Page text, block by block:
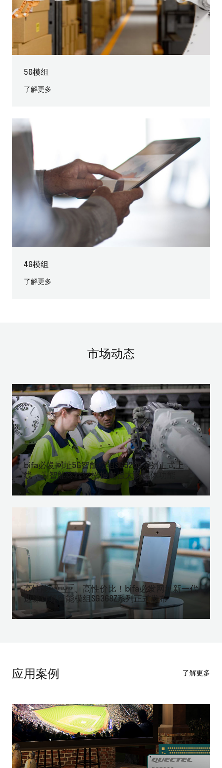
5G模组
了解更多
4G模组
了解更多
市场动态
bifa必发网址5G智能模组SG520B系列正式上
线，为智能终端轻松提供强大多媒体功能
高性能、高性价比！bifa必发网址新一代
边缘计算智能模组SG368Z系列正式发布
应用案例 了解更多